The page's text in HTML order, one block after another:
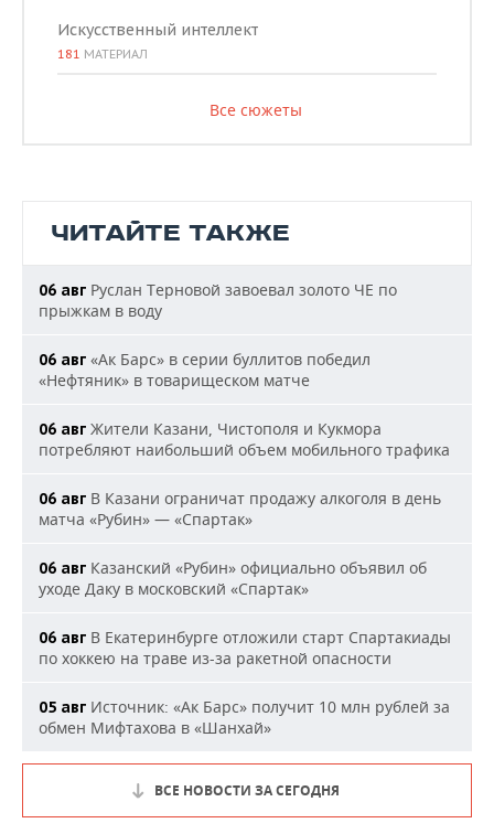
Искусственный интеллект
181 МАТЕРИАЛ
Все сюжеты
ЧИТАЙТЕ ТАКЖЕ
06 авг Руслан Терновой завоевал золото ЧЕ по
прыжкам в воду
06 авг «Ак Барс» в серии буллитов победил
«Нефтяник» в товарищеском матче
06 авг Жители Казани, Чистополя и Кукмора
потребляют наибольший объем мобильного трафика
06 авг В Казани ограничат продажу алкоголя в день
матча «Рубин» — «Спартак»
06 авг Казанский «Рубин» официально объявил об
уходе Даку в московский «Спартак»
06 авг В Екатеринбурге отложили старт Спартакиады
по хоккею на траве из-за ракетной опасности
05 авг Источник: «Ак Барс» получит 10 млн рублей за
обмен Мифтахова в «Шанхай»
ВСЕ НОВОСТИ ЗА СЕГОДНЯ